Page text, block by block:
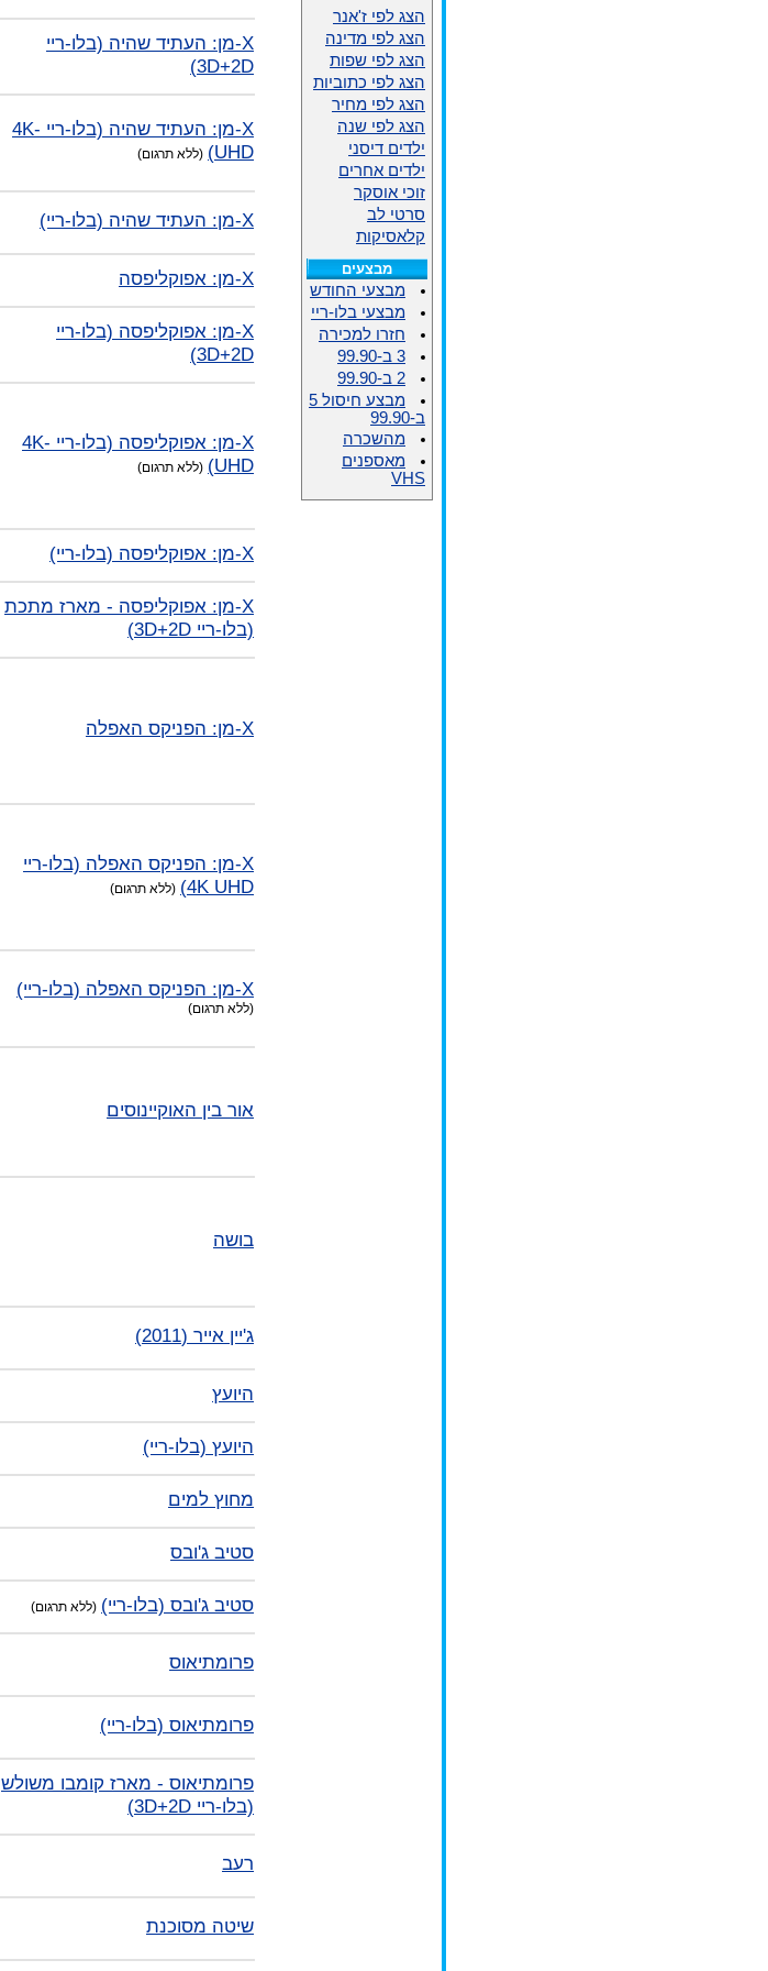
X-מן: העתיד שהיה (בלו-ריי
3D+2D)
X-מן: העתיד שהיה (בלו-ריי 4K-
UHD)
(ללא תרגום)
X-מן: העתיד שהיה (בלו-ריי)
X-מן: אפוקליפסה
X-מן: אפוקליפסה (בלו-ריי
3D+2D)
X-מן: אפוקליפסה (בלו-ריי 4K-
UHD)
(ללא תרגום)
X-מן: אפוקליפסה (בלו-ריי)
X-מן: אפוקליפסה - מארז מתכת
(בלו-ריי 3D+2D)
X-מן: הפניקס האפלה
X-מן: הפניקס האפלה (בלו-ריי
4K UHD)
(ללא תרגום)
X-מן: הפניקס האפלה (בלו-ריי)
(ללא תרגום)
אור בין האוקיינוסים
בושה
ג'יין אייר (2011)
היועץ
היועץ (בלו-ריי)
מחוץ למים
סטיב ג'ובס
סטיב ג'ובס (בלו-ריי) (ללא תרגום)
פרומתיאוס
פרומתיאוס (בלו-ריי)
פרומתיאוס - מארז קומבו משולש
(בלו-ריי 3D+2D)
רעב
שיטה מסוכנת
הצג לפי ז'אנר
הצג לפי מדינה
הצג לפי שפות
הצג לפי כתוביות
הצג לפי מחיר
הצג לפי שנה
ילדים דיסני
ילדים אחרים
זוכי אוסקר
סרטי לב
קלאסיקות
מבצעים
מבצעי החודש
מבצעי בלו-ריי
חזרו למכירה
3 ב-99.90
2 ב-99.90
מבצע חיסול 5
ב-99.90
מהשכרה
מאספנים
VHS